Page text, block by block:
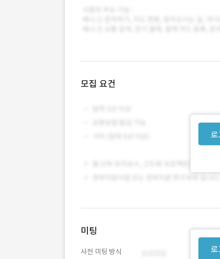
모집 요건
미팅
사전 미팅 방식